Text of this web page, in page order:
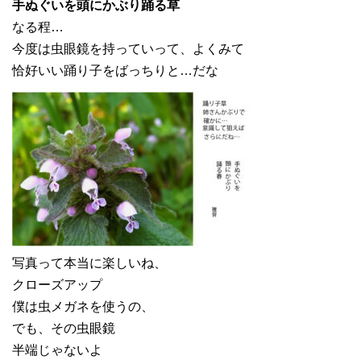
手ぬぐいを頭にかぶり踊る草
なる程…
今度は虫眼鏡を持っていって、よくみて
恰好いい踊り子をばっちりと…だな
写真って本当に楽しいね、
クローズアップ
僕は虫メガネを使うの、
でも、その虫眼鏡
半端じゃないよ